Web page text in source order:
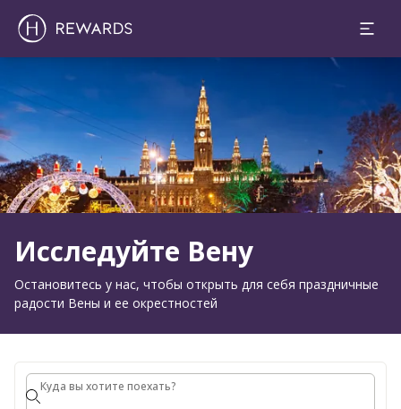
Исследуйте Вену
Остановитесь у нас, чтобы открыть для себя праздничные
радости Вены и ее окрестностей
Куда вы хотите поехать?
Куда вы хотите поехать?